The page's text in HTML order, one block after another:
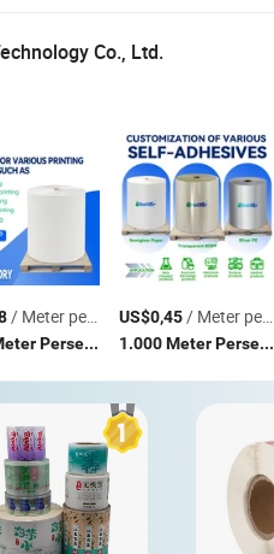
Co., Ltd.
/ Meter persegi
1.000 Meter Persegi (MOQ)
US$0,45/ Meter persegi
1.000 Meter Persegi